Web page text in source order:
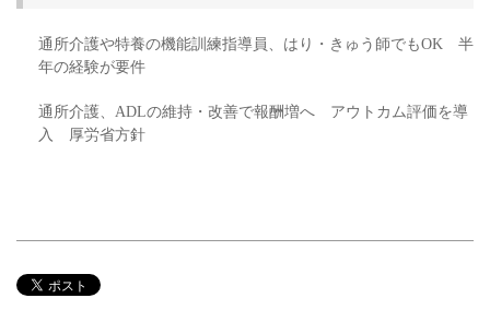
通所介護や特養の機能訓練指導員、はり・きゅう師でもOK 半
年の経験が要件
通所介護、ADLの維持・改善で報酬増へ アウトカム評価を導
入 厚労省方針